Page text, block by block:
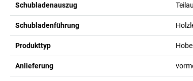
Schubladenauszug
Schubladenführung
Produkttyp
Anlieferung